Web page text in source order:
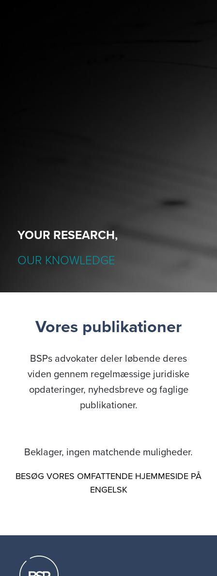
YOUR RESEARCH,
OUR KNOWLEDGE
Vores publikationer
BSPs advokater deler løbende deres
viden gennem regelmæssige juridiske
opdateringer, nyhedsbreve og faglige
publikationer.
Beklager, ingen matchende muligheder.
BESØG VORES OMFATTENDE HJEMMESIDE PÅ
ENGELSK